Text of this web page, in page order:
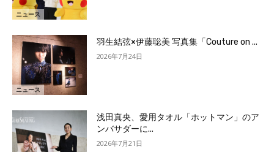
ニュース
ニュース
羽生結弦×伊藤聡美 写真集「Couture on ...
2026年7月24日
浅田真央、愛用タオル「ホットマン」のア
ンバサダーに...
2026年7月21日